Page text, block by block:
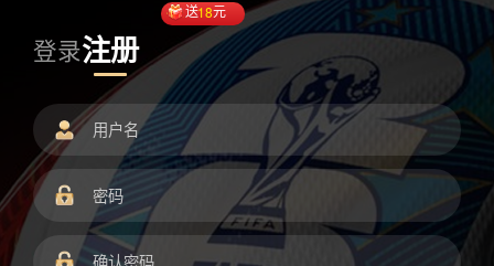
登录注册
送18元